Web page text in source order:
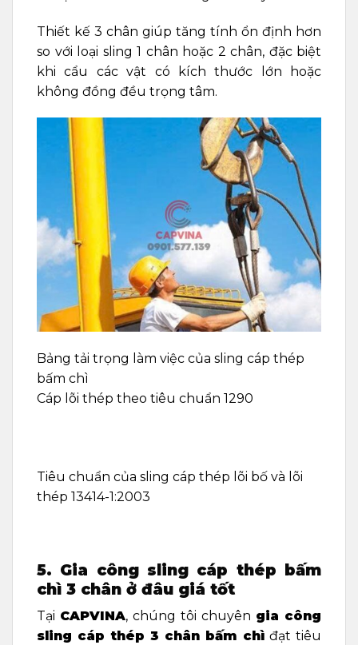
Thiết kế 3 chân giúp tăng tính ổn định hơn
so với loại sling 1 chân hoặc 2 chân, đặc biệt
khi cẩu các vật có kích thước lớn hoặc
không đồng đều trọng tâm.
Bảng tải trọng làm việc của sling cáp thép
bấm chì
Cáp lõi thép theo tiêu chuẩn 1290
Tiêu chuẩn của sling cáp thép lõi bố và lõi
thép 13414-1:2003
5. Gia công sling cáp thép bấm
chì 3 chân ở đâu giá tốt
Tại CAPVINA, chúng tôi chuyên gia công
sling cáp thép 3 chân bấm chìđạt tiêu